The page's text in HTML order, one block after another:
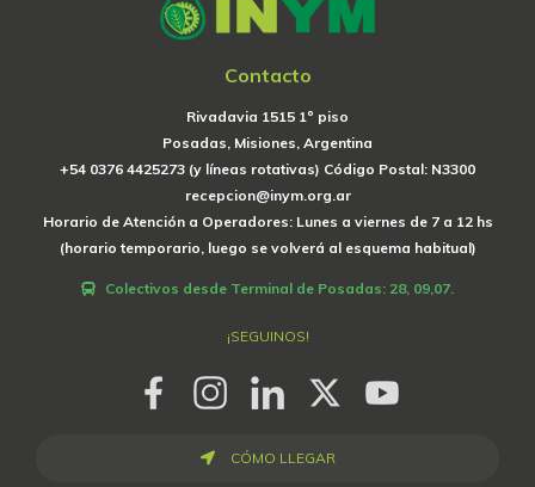
Contacto
Rivadavia 1515 1º piso
Posadas, Misiones, Argentina
+54 0376 4425273 (y líneas rotativas) Código Postal: N3300
recepcion@inym.org.ar
Horario de Atención a Operadores: Lunes a viernes de 7 a 12 hs
(horario temporario, luego se volverá al esquema habitual)
Colectivos desde Terminal de Posadas: 28, 09,07.
¡SEGUINOS!
CÓMO LLEGAR